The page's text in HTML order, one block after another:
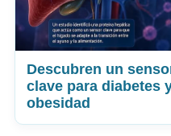
Descubren un
clave para diabetes
obesidad